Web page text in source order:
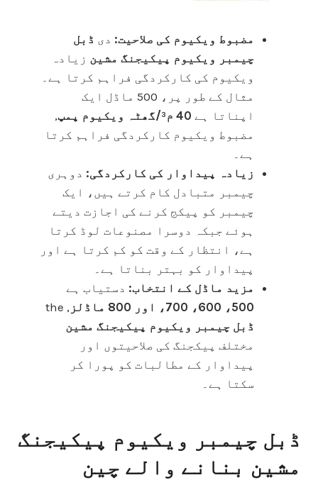
مضبوط ویکیوم کی صلاحیت: دی ڈبل
چیمبر ویکیوم پیکیجنگ مشین زیادہ
ویکیوم کی کارکردگی فراہم کرتا ہے۔
مثال کے طور پر، 500 ماڈل ایک
اپناتا ہے 40 م³/گھٹہ ویکیوم پمپ
,
مضبوط ویکیوم کارکردگی فراہم کرتا
ہے۔
زیادہ پیداوار کی کارکردگی: دوہری
چیمبر متبادل کام کرتے ہیں، ایک
چیمبر کو پیکج کرنے کی اجازت دیتے
ہوئے جبکہ دوسرا مصنوعات لوڈ کرتا
ہے، انتظار کے وقت کو کم کرتا ہے اور
پیداوار کو بہتر بناتا ہے۔
مزید ماڈل کے انتخاب: دستیاب ہے
500، 600، 700، اور 800 ماڈلز
, the
ڈبل چیمبر ویکیوم پیکیجنگ مشین
مختلف پیکجنگ کی صلاحیتوں اور
پیداوار کے مطالبات کو پورا کر
سکتا ہے۔
ڈبل چیمبر ویکیوم پیکیجنگ
مشین بنانے والے چین